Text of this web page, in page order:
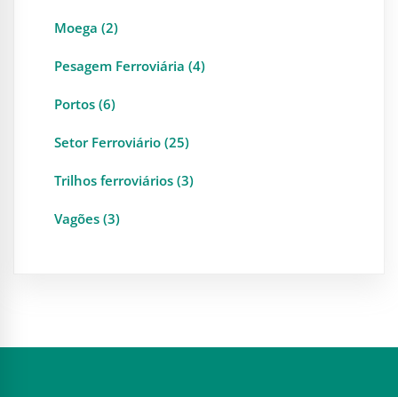
Moega (2)
Pesagem Ferroviária (4)
Portos (6)
Setor Ferroviário (25)
Trilhos ferroviários (3)
Vagões (3)